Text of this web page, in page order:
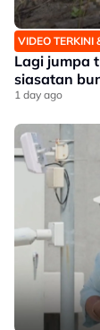
VIDEO TERKINI
Lagi jumpa
siasatan
1 day ago